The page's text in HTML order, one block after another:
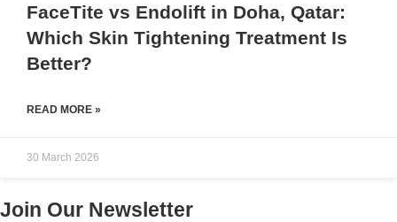
FaceTite vs Endolift in Doha, Qatar:
Which Skin Tightening Treatment Is
Better?
READ MORE »
30 March 2026
Join Our Newsletter